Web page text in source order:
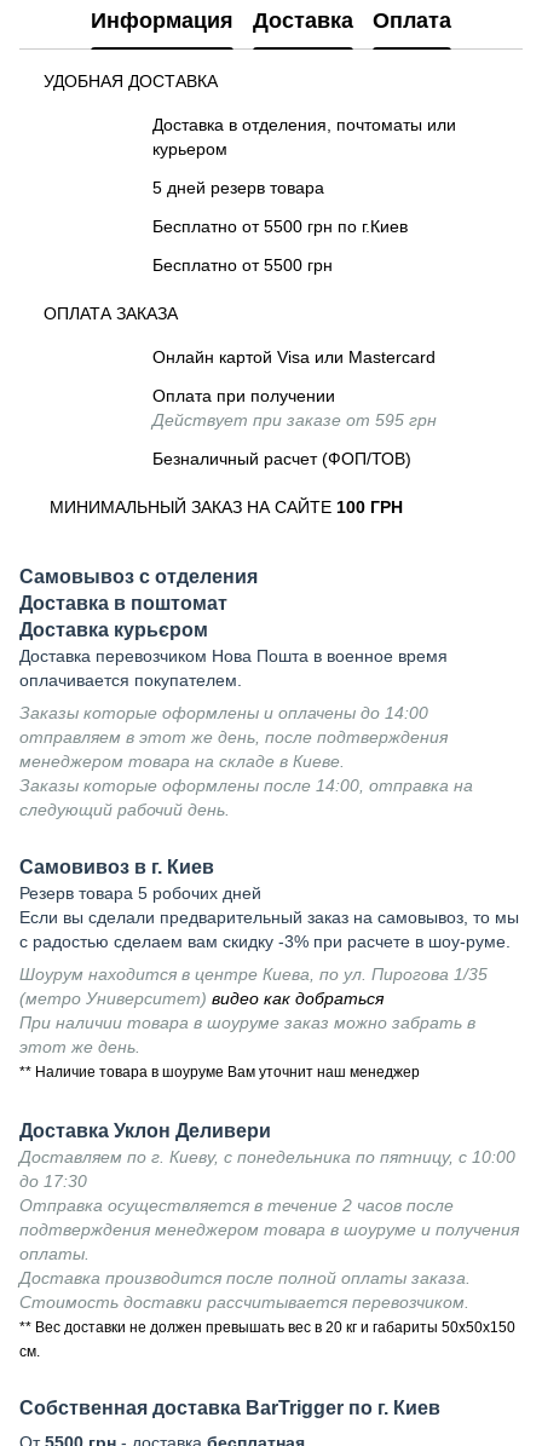
Информация Доставка Оплата
УДОБНАЯ ДОСТАВКА
Доставка в отделения, почтоматы или
курьером
5 дней резерв товара
Бесплатно от 5500 грн по г.Киев
Бесплатно от 5500 грн
ОПЛАТА ЗАКАЗА
Онлайн картой Visa или Mastercard
Оплата при получении
Действует при заказе от 595 грн
Безналичный расчет (ФОП/ТОВ)
МИНИМАЛЬНЫЙ ЗАКАЗ НА САЙТЕ 100 ГРН
Самовывоз с отделения
Доставка в поштомат
Доставка курьєром
Доставка перевозчиком Нова Пошта в военное время
оплачивается покупателем.
Заказы которые оформлены и оплачены до 14:00
отправляем в этот же день, после подтверждения
менеджером товара на складе в Киеве.
Заказы которые оформлены после 14:00, отправка на
следующий рабочий день.
Самовивоз в г. Киев
Резерв товара 5 робочих дней
Если вы сделали предварительный заказ на самовывоз, то мы
с радостью сделаем вам скидку -3% при расчете в шоу-руме.
Шоурум находится в центре Киева, по ул. Пирогова 1/35
(метро Университет) видео как добраться
При наличии товара в шоуруме заказ можно забрать в
этот же день.
** Наличие товара в шоуруме Вам уточнит наш менеджер
Доставка Уклон Деливери
Доставляем по г. Киеву, с понедельника по пятницу, с 10:00
до 17:30
Отправка осуществляется в течение 2 часов после
подтверждения менеджером товара в шоуруме и получения
оплаты.
Доставка производится после полной оплаты заказа.
Стоимость доставки рассчитывается перевозчиком.
** Вес доставки не должен превышать вес в 20 кг и габариты 50х50х150
см.
Собственная доставка BarTrigger по г. Киев